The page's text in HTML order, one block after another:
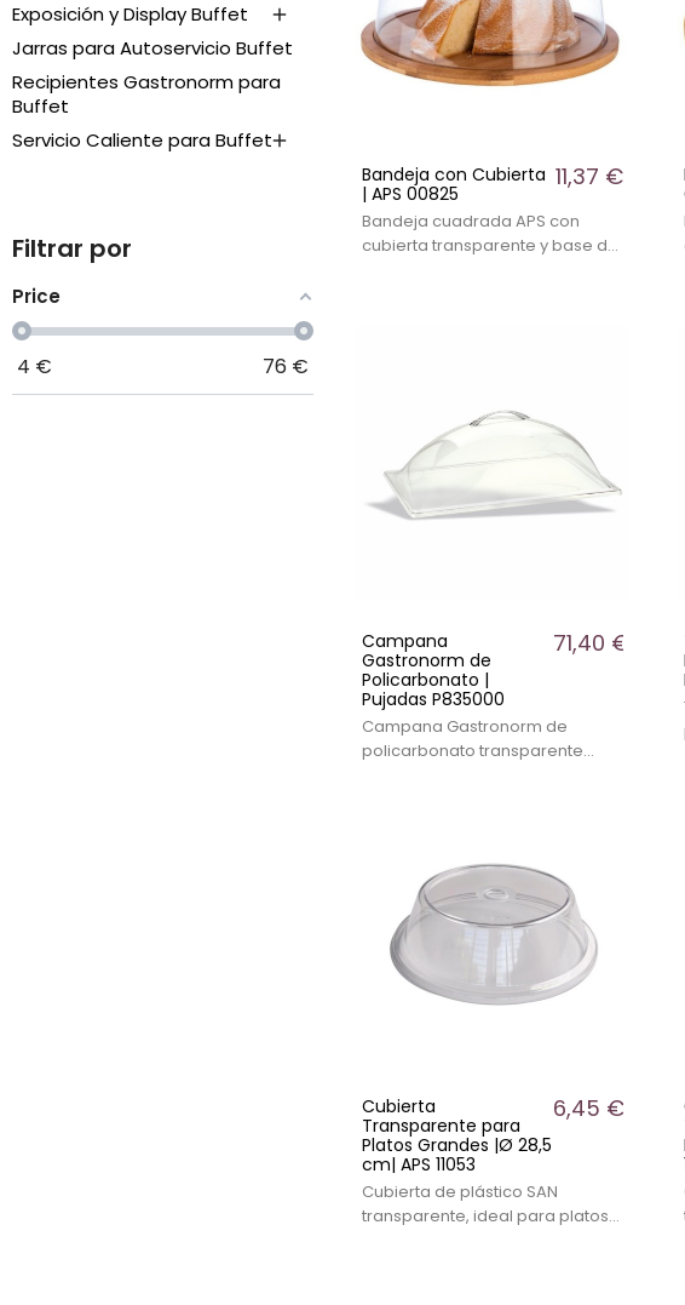
Exposición y Display Buffet 
Jarras para Autoservicio Buffet
Recipientes Gastronorm para
Buffet
Servicio Caliente para Buffet
Filtrar por
Price
4 € 76 €
Bandeja con Cubierta
| APS 00825
11,37 €
Bandeja cuadrada APS con
cubierta transparente y base de
Campana
Gastronorm de
Policarbonato |
Pujadas P835000
71,40 €
Campana Gastronorm de
policarbonato transparente
Cubierta
Transparente para
Platos Grandes |Ø 28,5
cm| APS 11053
6,45 €
Cubierta de plástico SAN
transparente, ideal para platos